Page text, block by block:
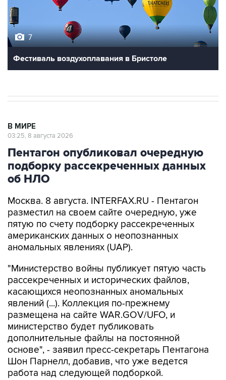
7
Фестиваль воздухоплавания в Бристоле
В МИРЕ
03:25, 8 августа 2026
Пентагон опубликовал очередную
подборку рассекреченных данных
об НЛО
Москва. 8 августа. INTERFAX.RU - Пентагон
разместил на своем сайте очередную, уже
пятую по счету подборку рассекреченных
американских данных о неопознанных
аномальных явлениях (UAP).
"Министерство войны публикует пятую часть
рассекреченных и исторических файлов,
касающихся неопознанных аномальных
явлений (...). Коллекция по-прежнему
размещена на сайте WAR.GOV/UFO, и
министерство будет публиковать
дополнительные файлы на постоянной
основе", - заявил пресс-секретарь Пентагона
Шон Парнелл, добавив, что уже ведется
работа над следующей подборкой.